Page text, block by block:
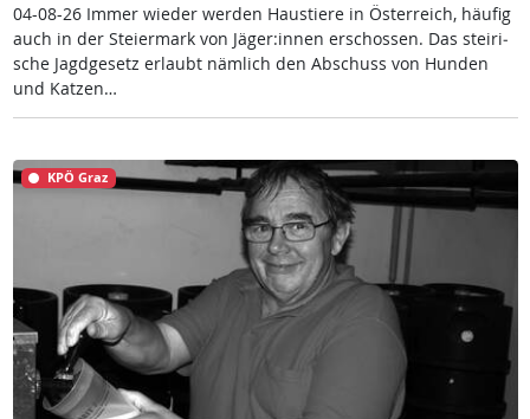
04-08-26 Im­mer wie­der wer­den Haus­tie­re in Ös­t­er­reich, häu­fig
auch in der Stei­er­mark von Jä­ger:in­nen er­schos­sen. Das stei­ri­
sche Jagd­ge­setz er­laubt näm­lich den Ab­schuss von Hun­den
und Kat­zen…
KPÖ Graz